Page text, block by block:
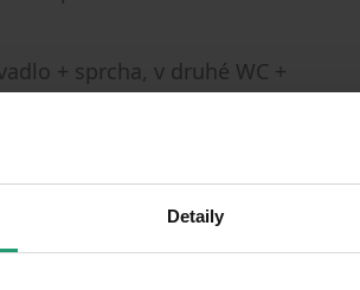
Detaily
+ sprcha, v druhé WC +
nebo si bydlení nájemník zařídí dle
kotle a plynové karmy. Plynový